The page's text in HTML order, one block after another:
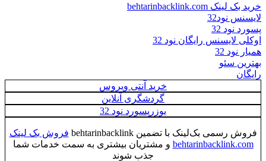
خرید بک لینک behtarinbacklink.com
لایسنس نود32
پسورد نود 32
اوکلی لایسنس رایگان نود 32
همیار نود 32
بهترین سئو
رایگان
خرید آنتی ویروس
گردشگری آنلاین
یوزرپسورد نود 32
فروش رسمی بک‌لینک با تضمین behtarinbacklink
فروش بک لینک
behtarinbacklink.com و مشتریان بیشتری به سمت خدمات شما
جذب شوند